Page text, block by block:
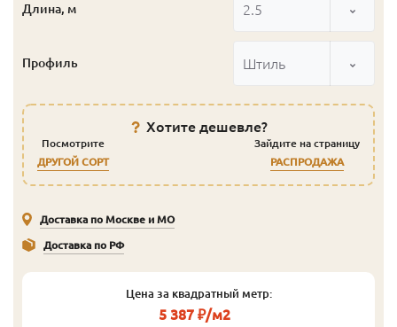
Длина, м 2.5
Профиль Штиль
Хотите дешевле?
Посмотрите
ДРУГОЙ СОРТ
Зайдите на страницу
РАСПРОДАЖА
Доставка по Москве и МО
Доставка по РФ
Цена за квадратный метр:
5 387 ₽/м2